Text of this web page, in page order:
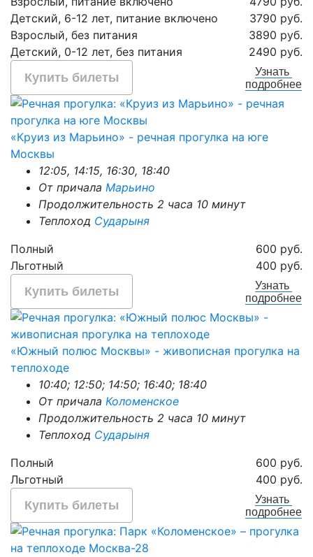
Детский, 6-12 лет, питание включено
3790 руб.
Взрослый, без питания
3890 руб.
Детский, 0-12 лет, без питания
2490 руб.
Купить билеты
Узнать
подробнее
«Круиз из Марьино» - речная прогулка на юге
Москвы
12:05, 14:15, 16:30, 18:40
От причала Марьино
Продолжительность 2 часа 10 минут
Теплоход Сударыня
Полный
600 руб.
Льготный
400 руб.
Купить билеты
Узнать
подробнее
«Южный полюс Москвы» - живописная прогулка на
теплоходе
10:40; 12:50; 14:50; 16:40; 18:40
От причала Коломенское
Продолжительность 2 часа 10 минут
Теплоход Сударыня
Полный
600 руб.
Льготный
400 руб.
Купить билеты
Узнать
подробнее